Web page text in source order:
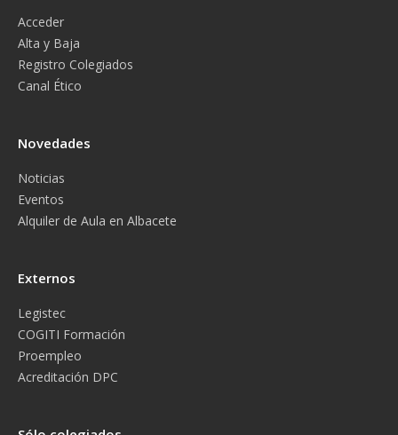
Acceder
Alta y Baja
Registro Colegiados
Canal Ético
Novedades
Noticias
Eventos
Alquiler de Aula en Albacete
Externos
Legistec
COGITI Formación
Proempleo
Acreditación DPC